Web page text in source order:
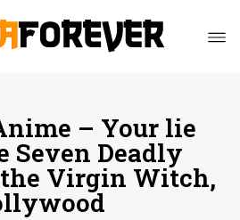
– Your lie
Seven Deadly
Virgin Witch,